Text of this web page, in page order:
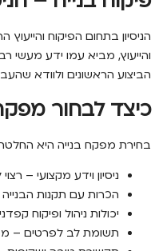
הניסיון בתחום הפיקוח
והייעוץ, מביא עמו ידע מעשי
הביצוע הראשונים ולוודא
כיצד לבחור
בחירת מפקח בנייה היא
ניסיון וידע מקצועי –
הכרות עם תקנות הבנייה
יכולות ניהול ופיקוח קפדני
תשומת לב לפרטים –